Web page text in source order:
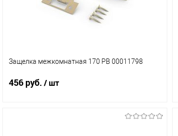
Защелка межкомнатная 170 РВ 00011798
456 руб. / шт